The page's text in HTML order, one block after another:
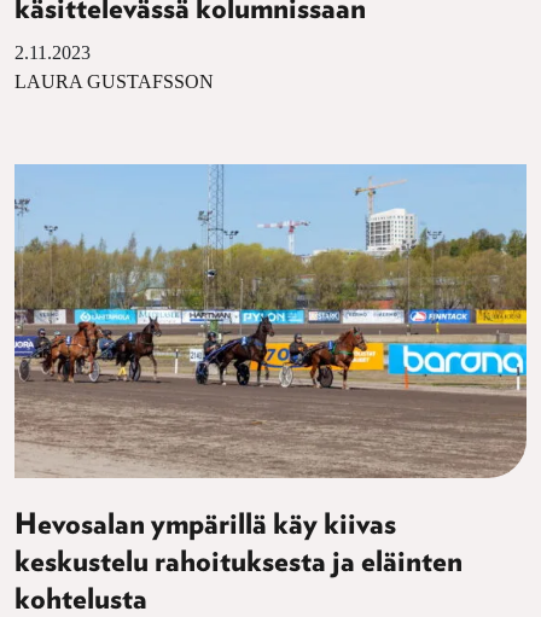
käsittelevässä kolumnissaan
2.11.2023
LAURA GUSTAFSSON
Hevosalan ympärillä käy kiivas
keskustelu rahoituksesta ja eläinten
kohtelusta